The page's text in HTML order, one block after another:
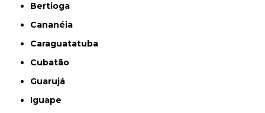
Bertioga
Cananéia
Caraguatatuba
Cubatão
Guarujá
Iguape